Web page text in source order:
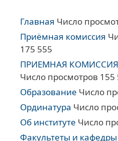
Главная Число
Приёмная комиссия
175 555
ПРИЕМНАЯ КОМИССИЯ
Число просмотров 155
Образование Число
Ординатура Число
Об институте Число
Факультеты и кафедры